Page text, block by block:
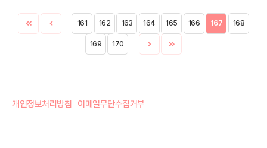
161 162 163 164 165 166 167 168
169 170
개인정보처리방침 이메일무단수집거부